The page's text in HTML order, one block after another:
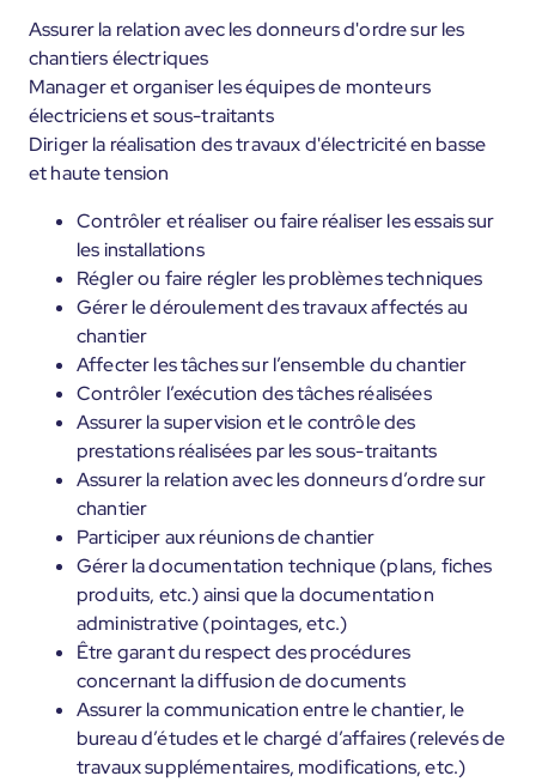
Assurer la relation avec les donneurs d'ordre sur les
chantiers électriques
Manager et organiser les équipes de monteurs
électriciens et sous-traitants
Diriger la réalisation des travaux d'électricité en basse
et haute tension
Contrôler et réaliser ou faire réaliser les essais sur
les installations
Régler ou faire régler les problèmes techniques
Gérer le déroulement des travaux affectés au
chantier
Affecter les tâches sur l’ensemble du chantier
Contrôler l’exécution des tâches réalisées
Assurer la supervision et le contrôle des
prestations réalisées par les sous-traitants
Assurer la relation avec les donneurs d’ordre sur
chantier
Participer aux réunions de chantier
Gérer la documentation technique (plans, fiches
produits, etc.) ainsi que la documentation
administrative (pointages, etc.)
Être garant du respect des procédures
concernant la diffusion de documents
Assurer la communication entre le chantier, le
bureau d’études et le chargé d’affaires (relevés de
travaux supplémentaires, modifications, etc.)